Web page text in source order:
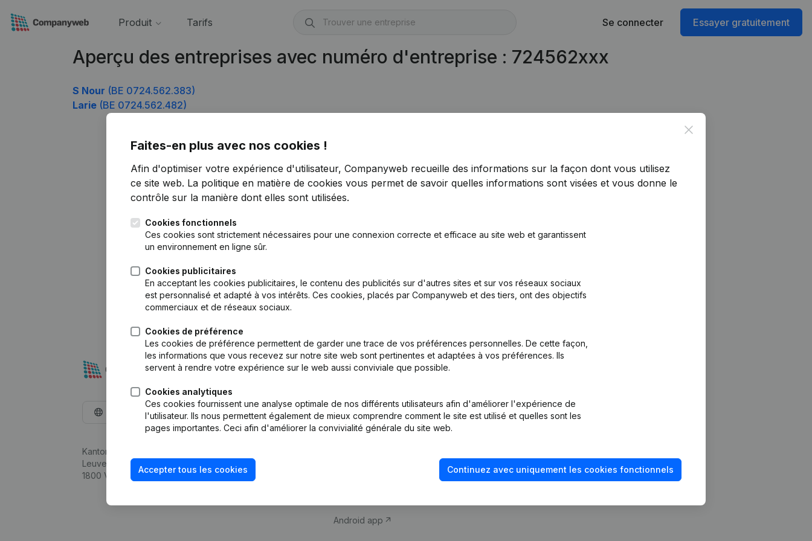
Produit Tarifs Se connecter Essayer gratuitement
Aperçu des entreprises avec numéro d'entreprise : 724562xxx
S Nour (BE 0724.562.383)
Larie (BE 0724.562.482)
Close
Faites-en plus avec nos cookies !
Afin d'optimiser votre expérience d'utilisateur, Companyweb recueille des informations sur la façon dont vous utilisez
ce site web. La politique en matière de cookies vous permet de savoir quelles informations sont visées et vous donne le
contrôle sur la manière dont elles sont utilisées.
Cookies fonctionnels
Ces cookies sont strictement nécessaires pour une connexion correcte et efficace au site web et garantissent
un environnement en ligne sûr.
Cookies publicitaires
En acceptant les cookies publicitaires, le contenu des publicités sur d'autres sites et sur vos réseaux sociaux
est personnalisé et adapté à vos intérêts. Ces cookies, placés par Companyweb et des tiers, ont des objectifs
commerciaux et de réseaux sociaux.
Cookies de préférence
Les cookies de préférence permettent de garder une trace de vos préférences personnelles. De cette façon,
les informations que vous recevez sur notre site web sont pertinentes et adaptées à vos préférences. Ils
servent à rendre votre expérience sur le web aussi conviviale que possible.
Cookies analytiques
Ces cookies fournissent une analyse optimale de nos différents utilisateurs afin d'améliorer l'expérience de
l'utilisateur. Ils nous permettent également de mieux comprendre comment le site est utilisé et quelles sont les
pages importantes. Ceci afin d'améliorer la convivialité générale du site web.
Accepter tous les cookies Continuez avec uniquement les cookies fonctionnels
Français
Kantorenpark Everest
Leuvensesteenweg 248D,
1800 Vilvoorde
Produit
d’entreprise
Monitoring
Android app
fraude
Consulter des comptes annuels
Vérification de la solvabilité